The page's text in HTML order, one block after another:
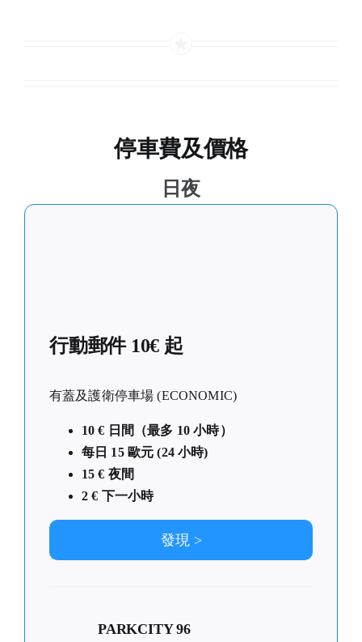
停車費及價格
日夜
行動郵件 10€ 起
有蓋及護衛停車場 (ECONOMIC)
10 € 日間（最多 10 小時）
每日 15 歐元 (24 小時)
15 € 夜間
2 € 下一小時
發現 >
PARKCITY 96